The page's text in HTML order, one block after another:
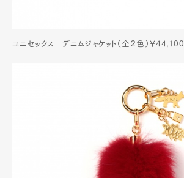
ユニセックス デニムジャケット（全２色）￥44,100